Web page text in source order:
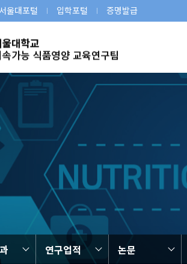
서울대포털 입학포털 증명발급
연구업적 논문